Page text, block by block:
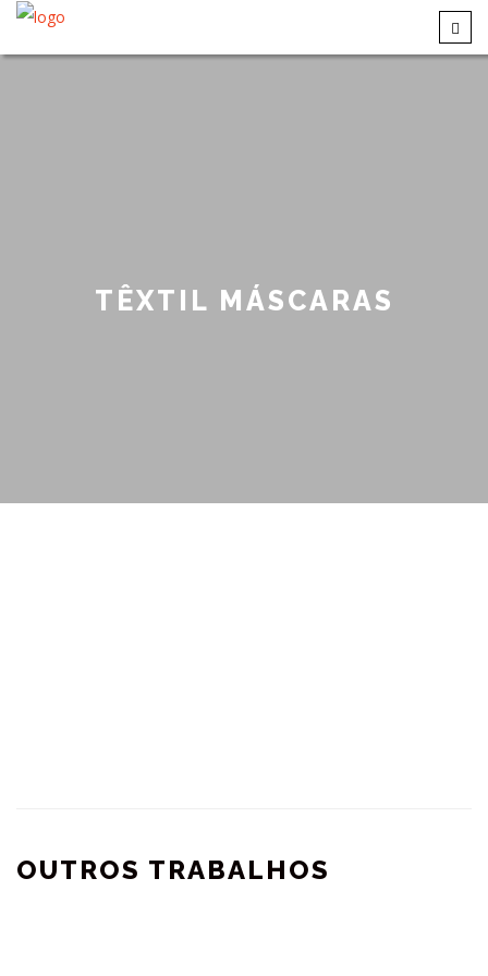
TÊXTIL MÁSCARAS
OUTROS TRABALHOS